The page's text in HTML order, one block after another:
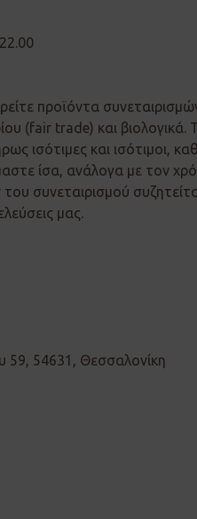
προϊόντα
(fair trade) και βιολογικά.
ισότιμες και ισότιμοι,
ίσα, ανάλογα με τον
συνεταιρισμού
μας.
59, 54631, Θεσσαλονίκη